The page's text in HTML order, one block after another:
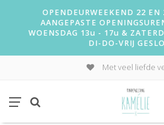
OPENDEURWEEKEND 22 EN
AANGEPASTE
WOENSDAG 13u - 17u &
DI-DO-VRIJ
Met veel liefde